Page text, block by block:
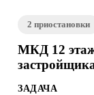
2 приостановки
МКД 12
ЗАДАЧА